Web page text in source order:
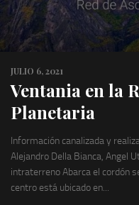
JULIO 6, 2021
Ventania en la
Planetaria
Información canalizada y
Alejandro Della Bianca, Angel
intraterreno Abarca el cordón
centro está ubicado en...